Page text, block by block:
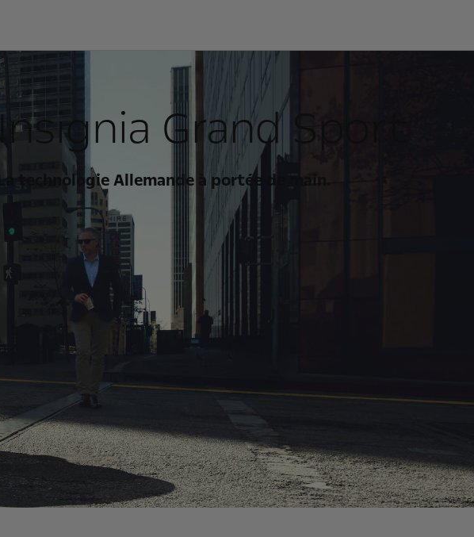
Insignia Grand Sport
La technologie Allemande à portée de main.